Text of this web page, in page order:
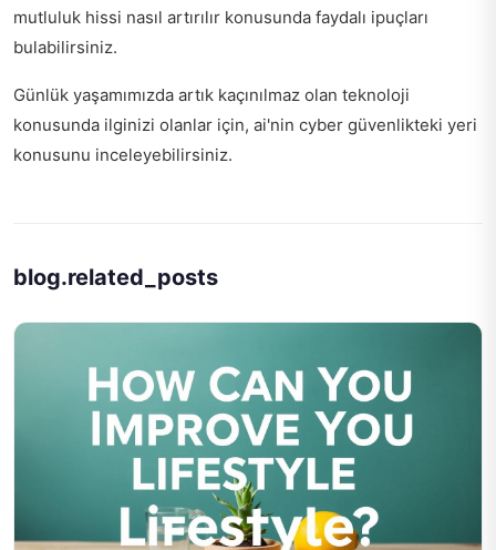
mutluluk hissi nasıl artırılır konusunda faydalı ipuçları
bulabilirsiniz.
Günlük yaşamımızda artık kaçınılmaz olan teknoloji
konusunda ilginizi olanlar için, ai'nin cyber güvenlikteki yeri
konusunu inceleyebilirsiniz.
blog.related_posts